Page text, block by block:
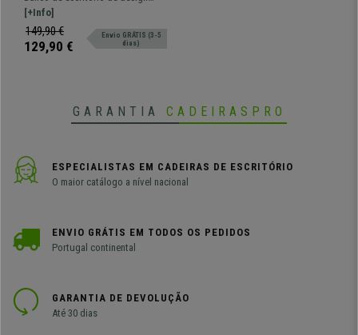
Conforto Extra, Cor Creme
elegante e moderno. Confortável e
resistente graças à sua estrutura
metálica.
[+Info]
149,90 €
129,90 €
Envio GRÁTIS (3-5
dias)
GARANTIA CADEIRASPRO
ESPECIALISTAS EM CADEIRAS DE ESCRITÓRIO
O maior catálogo a nível nacional
ENVIO GRÁTIS EM TODOS OS PEDIDOS
Portugal continental
GARANTIA DE DEVOLUÇÃO
Até 30 dias